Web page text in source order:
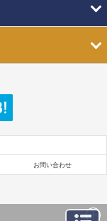
お問い合わせ